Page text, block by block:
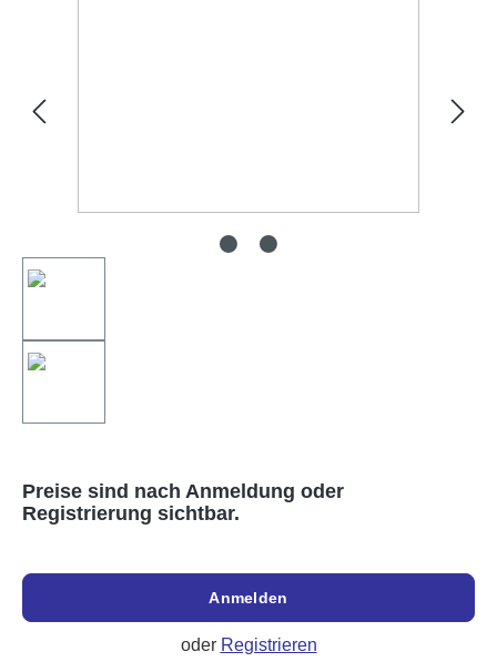
Preise sind nach Anmeldung oder
Registrierung sichtbar.
Anmelden
oder Registrieren